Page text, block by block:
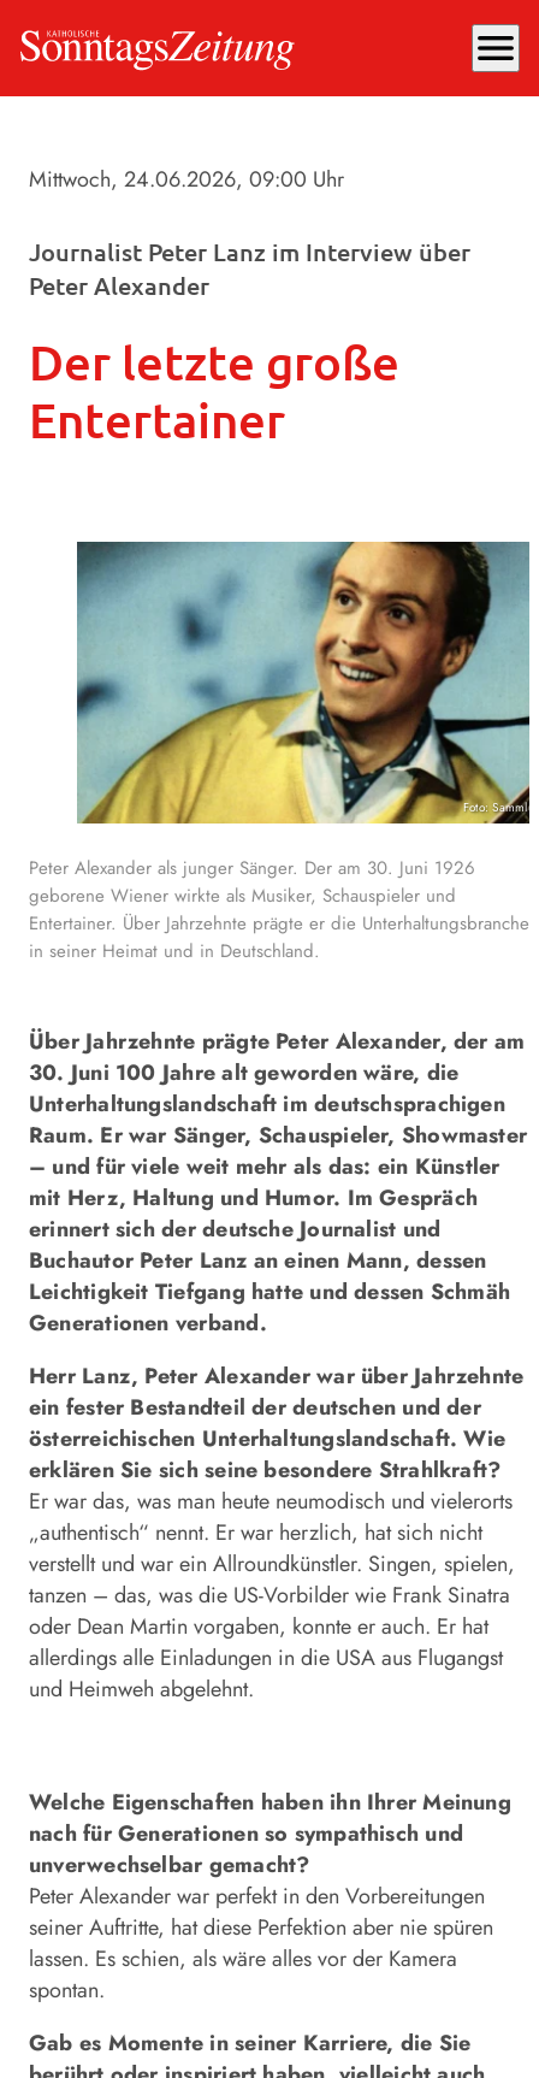
menu
Mittwoch, 24.06.2026, 09:00 Uhr
Journalist Peter Lanz im Interview über
Peter Alexander
Der letzte große
Entertainer
Foto:
Peter Alexander als junger Sänger. Der am 30. Juni 1926
geborene Wiener wirkte als Musiker, Schauspieler und
Entertainer. Über Jahrzehnte prägte er die Unterhaltungsbranche
in seiner Heimat und in Deutschland.
Über Jahrzehnte prägte Peter Alexander, der am
30. Juni 100 Jahre alt geworden wäre, die
Unterhaltungslandschaft im deutschsprachigen
Raum. Er war Sänger, Schauspieler, Showmaster
– und für viele weit mehr als das: ein Künstler
mit Herz, Haltung und Humor. Im Gespräch
erinnert sich der deutsche Journalist und
Buchautor Peter Lanz an einen Mann, dessen
Leichtigkeit Tiefgang hatte und dessen Schmäh
Generationen verband.
Herr Lanz, Peter Alexander war über Jahrzehnte
ein fester Bestandteil der deutschen und der
österreichischen Unterhaltungslandschaft. Wie
erklären Sie sich seine besondere Strahlkraft?
Er war das, was man heute neumodisch und vielerorts
„authentisch“ nennt. Er war herzlich, hat sich nicht
verstellt und war ein Allroundkünstler. Singen, spielen,
tanzen – das, was die US-Vorbilder wie Frank Sinatra
oder Dean Martin vorgaben, konnte er auch. Er hat
allerdings alle Einladungen in die USA aus Flug­angst
und Heimweh abgelehnt.
Welche Eigenschaften haben ihn Ihrer Meinung
nach für Generationen so sympathisch und
unverwechselbar gemacht?
Peter Alexander war perfekt in den Vorbereitungen
seiner Auftritte, hat diese Perfektion aber nie spüren
lassen. Es schien, als wäre alles vor der Kamera
spontan.
Gab es Momente in seiner Karriere, die Sie